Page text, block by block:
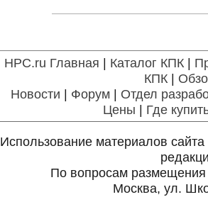
HPC.ru Главная | Каталог КПК|
КПК|
Новости | Форум | Отдел
Цены | Где
Использование материалов
По вопросам
Москва, ул.